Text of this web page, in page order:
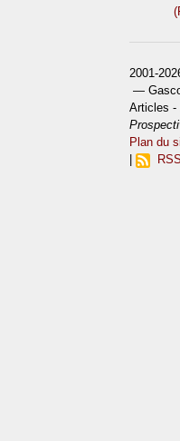
2001-
—
Articles -
Plan du
|